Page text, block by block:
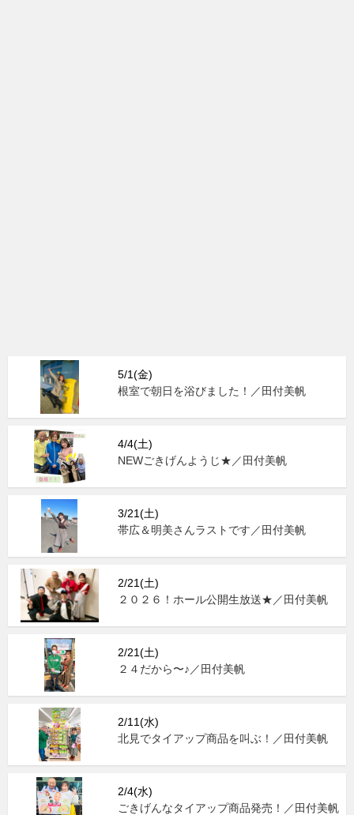
5/1(金)
根室で朝日を浴びました！／田付美帆
4/4(土)
NEWごきげんようじ★／田付美帆
3/21(土)
帯広＆明美さんラストです／田付美帆
2/21(土)
２０２６！ホール公開生放送★／田付美帆
2/21(土)
２４だから〜♪／田付美帆
2/11(水)
北見でタイアップ商品を叫ぶ！／田付美帆
2/4(水)
ごきげんなタイアップ商品発売！／田付美帆